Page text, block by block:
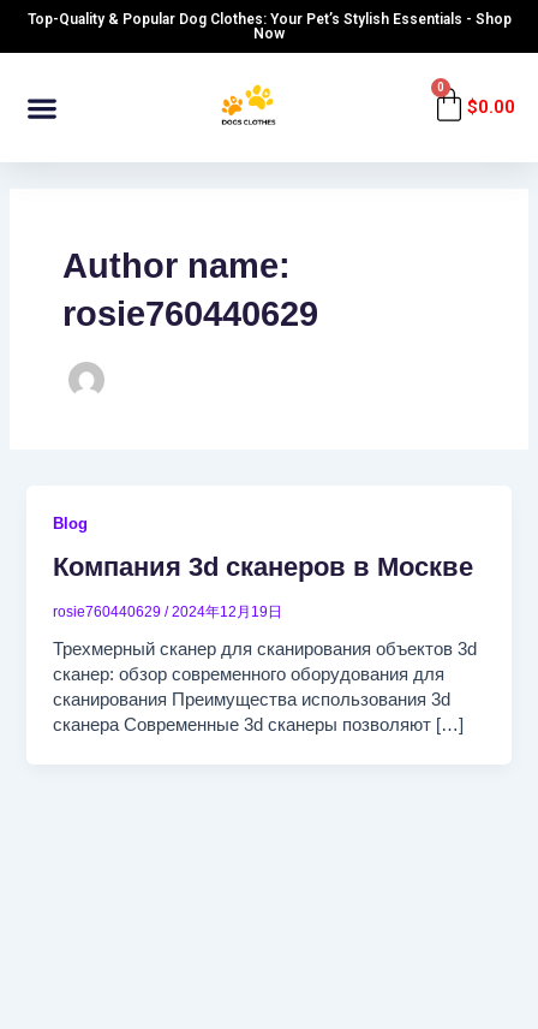
SkipTop-Quality & Popular Dog Clothes: Your Pet’s Stylish Essentials - Shop
Now
Menu $0.00
0 Cart
Author name:
rosie760440629
Blog
Компания 3d сканеров в Москве
rosie760440629/2024年12月19日
Трехмерный сканер для сканирования объектов 3d
сканер: обзор современного оборудования для
сканирования Преимущества использования 3d
сканера Современные 3d сканеры позволяют […]